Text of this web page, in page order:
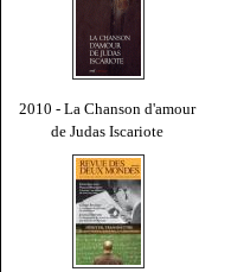
2010 - La Chanson d'amour
de Judas Iscariote